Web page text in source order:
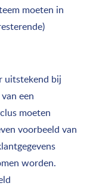
moeten in
uitstekend bij
een
moeten
voorbeeld van
worden.